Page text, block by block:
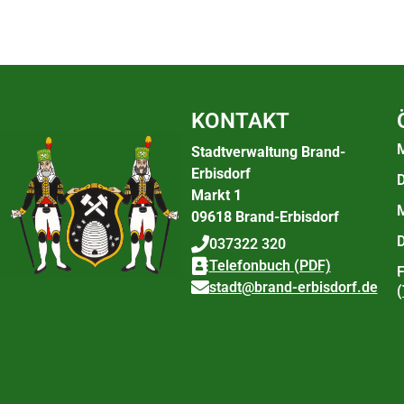
KONTAKT
Stadtverwaltung Brand-
Erbisdorf
Markt 1
09618 Brand-Erbisdorf
037322 320
Telefonbuch (PDF)
stadt@brand-erbisdorf.de
(